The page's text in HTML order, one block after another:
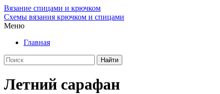
Вязание спицами и крючком
Схемы вязания крючком и спицами
Меню
Главная
Летний сарафан